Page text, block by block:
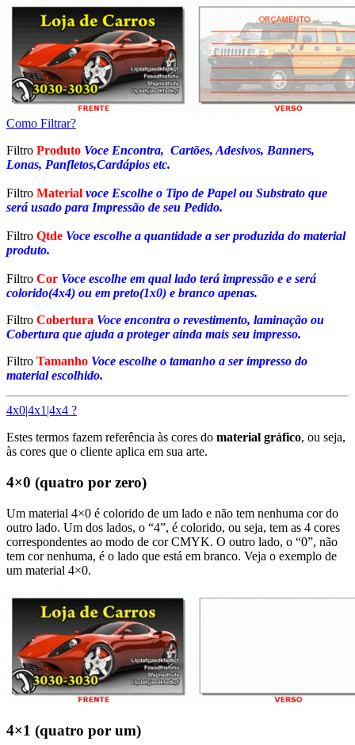
Como Filtrar?
Filtro Produto Voce Encontra, Cartões, Adesivos, Banners,
Lonas, Panfletos,Cardápios etc.
Filtro Material voce Escolhe o Tipo de Papel ou Substrato que
será usado para Impressão de seu Pedido.
Filtro Qtde Voce escolhe a quantidade a ser produzida do material
produto.
Filtro Cor Voce escolhe em qual lado terá impressão e e será
colorido(4x4) ou em preto(1x0) e branco apenas.
Filtro Cobertura Voce encontra o revestimento, laminação ou
Cobertura que ajuda a proteger ainda mais seu impresso.
Filtro Tamanho Voce escolhe o tamanho a ser impresso do
material escolhido.
4x0|4x1|4x4 ?
Estes termos fazem referência às cores do material gráfico, ou seja,
às cores que o cliente aplica em sua arte.
4×0 (quatro por zero)
Um material 4×0 é colorido de um lado e não tem nenhuma cor do
outro lado. Um dos lados, o “4”, é colorido, ou seja, tem as 4 cores
correspondentes ao modo de cor CMYK. O outro lado, o “0”, não
tem cor nenhuma, é o lado que está em branco. Veja o exemplo de
um material 4×0.
4×1 (quatro por um)